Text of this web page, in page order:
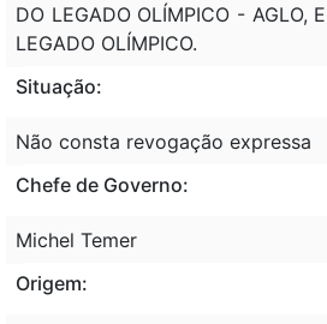
DO LEGADO OLÍMPICO - AGLO,
LEGADO OLÍMPICO.
Situação:
Não consta revogação expressa
Chefe de Governo:
Michel Temer
Origem: